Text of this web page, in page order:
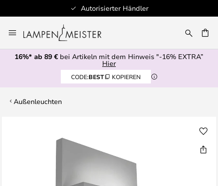
Autorisierter Händler
Inhalt
springen
16%* ab 89 € bei Artikeln mit dem Hinweis "-16% EXTRA”
Hier
CODE:BEST KOPIEREN
Außenleuchten